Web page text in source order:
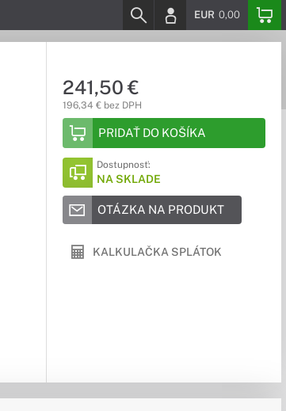
EUR 0,00
241,50 €
196,34 € bez DPH
PRIDAŤ DO KOŠÍKA
Dostupnosť:
NA SKLADE
OTÁZKA NA PRODUKT
KALKULAČKA SPLÁTOK